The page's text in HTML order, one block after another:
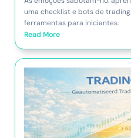
uma checklist e bots de
ferramentas para iniciantes.
Read More